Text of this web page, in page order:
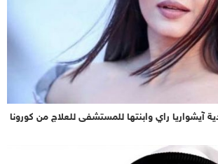
آيشواريا راي وابنتها للمستشفى للعلاج من كورونا